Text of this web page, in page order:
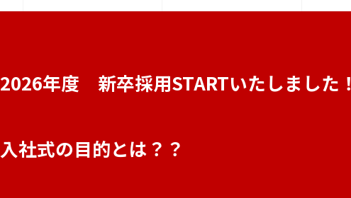
2026年度 新卒採用STARTいたしました！
入社式の目的とは？？